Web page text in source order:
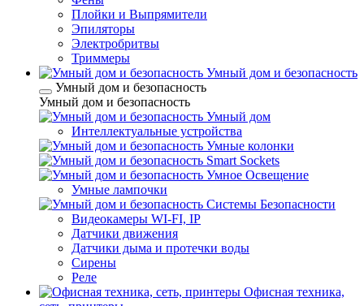
Плойки и Выпрямители
Эпиляторы
Электробритвы
Триммеры
Умный дом и безопасность
Умный дом и безопасность
Умный дом и безопасность
Умный дом
Интеллектуальные устройства
Умные колонки
Smart Sockets
Умное Освещение
Умные лампочки
Системы Безопасности
Видеокамеры WI-FI, IP
Датчики движения
Датчики дыма и протечки воды
Сирены
Реле
Офисная техника,